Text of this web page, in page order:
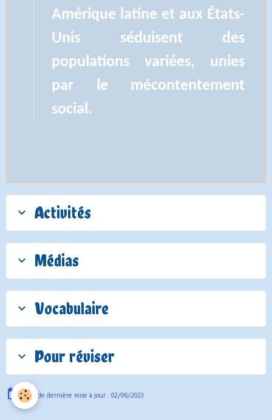
Amérique latine et aux États-
Unis séduisent des
populations variées, unies
par le mécontentement
social.
Activités
Médias
Vocabulaire
Pour réviser
Date de dernière mise à jour : 02/06/2023